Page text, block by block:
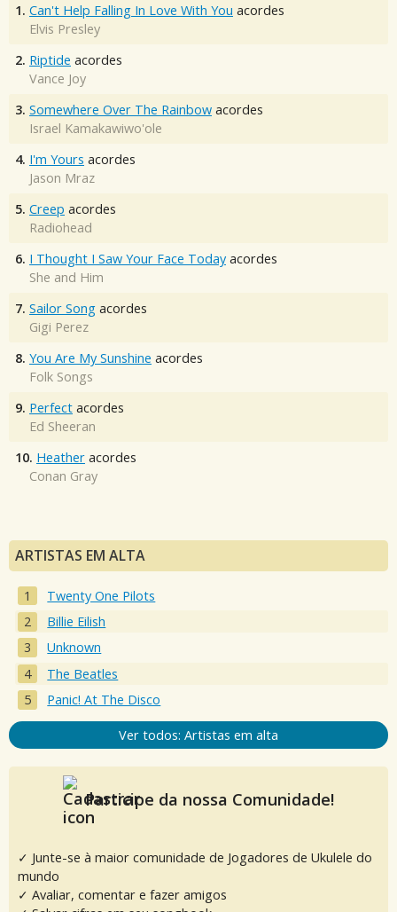
1. Can't Help Falling In Love With You acordes
Elvis Presley
2. Riptide acordes
Vance Joy
3. Somewhere Over The Rainbow acordes
Israel Kamakawiwo'ole
4. I'm Yours acordes
Jason Mraz
5. Creep acordes
Radiohead
6. I Thought I Saw Your Face Today acordes
She and Him
7. Sailor Song acordes
Gigi Perez
8. You Are My Sunshine acordes
Folk Songs
9. Perfect acordes
Ed Sheeran
10. Heather acordes
Conan Gray
ARTISTAS EM ALTA
Twenty One Pilots
Billie Eilish
Unknown
The Beatles
Panic! At The Disco
Ver todos: Artistas em alta
Participe da nossa Comunidade!
✓ Junte-se à maior comunidade de Jogadores de Ukulele do
mundo
✓ Avaliar, comentar e fazer amigos